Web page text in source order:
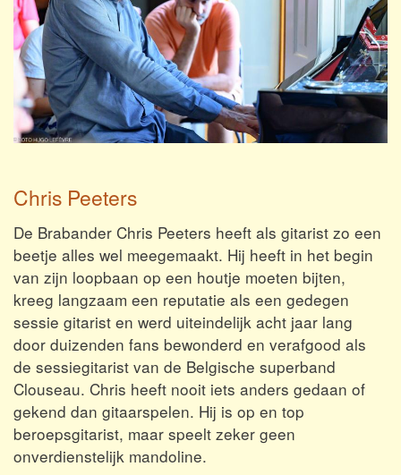
Chris Peeters
De Brabander Chris Peeters heeft als gitarist zo een
beetje alles wel meegemaakt. Hij heeft in het begin
van zijn loopbaan op een houtje moeten bijten,
kreeg langzaam een reputatie als een gedegen
sessie gitarist en werd uiteindelijk acht jaar lang
door duizenden fans bewonderd en verafgood als
de sessiegitarist van de Belgische superband
Clouseau. Chris heeft nooit iets anders gedaan of
gekend dan gitaarspelen. Hij is op en top
beroepsgitarist, maar speelt zeker geen
onverdienstelijk mandoline.